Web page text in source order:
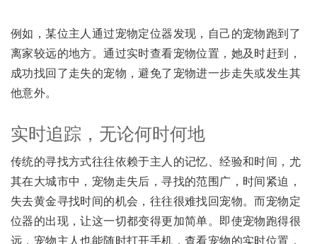
例如，某位主人通过宠物定位器发现，自己的宠物跑到了
离家较远的地方。通过实时查看宠物位置，她及时赶到，
成功找回了走失的宠物，避免了宠物进一步走失或发生其
他意外。
实时追踪，无论何时何地
传统的寻找方式往往依赖于主人的记忆、经验和时间，尤
其在大城市中，宠物走失后，寻找的范围广，时间紧迫，
失去黄金寻找时间的机会，往往很难找回宠物。而宠物定
位器的出现，让这一切都变得更加简单。即使宠物跑得很
远，宠物主人也能随时打开手机，查看宠物的实时位置，